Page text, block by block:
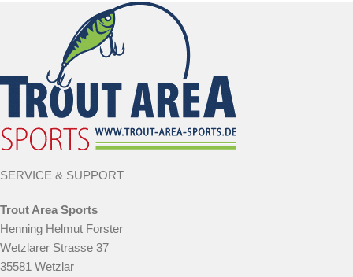
SERVICE & SUPPORT
Trout Area Sports
Henning Helmut Forster
Wetzlarer Strasse 37
35581 Wetzlar